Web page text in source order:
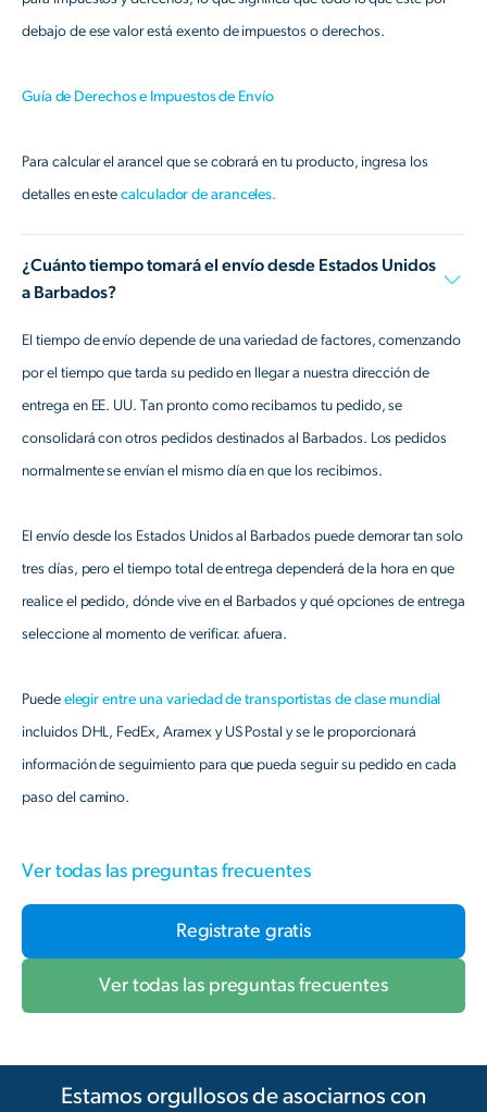
debajo de ese valor está exento de impuestos o derechos.
Guía de Derechos e Impuestos de Envío
Para calcular el arancel que se cobrará en tu producto, ingresa los
detalles en estecalculador de aranceles.
¿Cuánto tiempo tomará el envío desde Estados Unidos
a Barbados?
El tiempo de envío depende de una variedad de factores, comenzando
por el tiempo que tarda su pedido en llegar a nuestra dirección de
entrega en EE. UU. Tan pronto como recibamos tu pedido, se
consolidará con otros pedidos destinados al Barbados. Los pedidos
normalmente se envían el mismo día en que los recibimos.
El envío desde los Estados Unidos al Barbados puede demorar tan solo
tres días, pero el tiempo total de entrega dependerá de la hora en que
realice el pedido, dónde vive en el Barbados y qué opciones de entrega
seleccione al momento de verificar. afuera.
Puede elegir entre una variedad de transportistas de clase mundial
incluidos DHL, FedEx, Aramex y US Postal y se le proporcionará
información de seguimiento para que pueda seguir su pedido en cada
paso del camino.
Ver todas las preguntas frecuentes
Registrate gratis
Ver todas las preguntas frecuentes
Estamos orgullosos de asociarnos con